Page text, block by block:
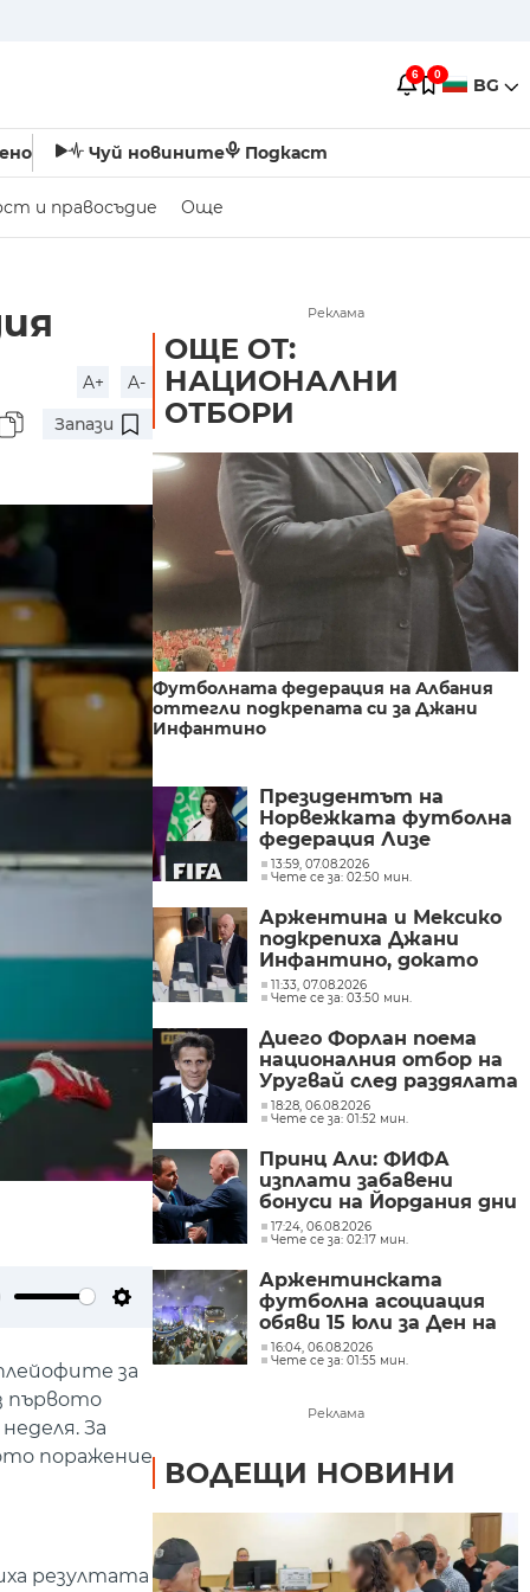
6 0 BG
Чуй новините Подкаст
и правосъдие Още
A+
A-
Запази
Settings
за
първото
За
поражение
резултата
Реклама
ОЩЕ ОТ:
НАЦИОНАЛНИ
ОТБОРИ
Футболната федерация на Албания
оттегли подкрепата си за Джани
Инфантино
Президентът на
Норвежката футболна
федерация Лизе
Клавенес поиска
оставката на Джани
13:59, 07.08.2026
Чете се за: 02:50 мин.
Аржентина и Мексико
подкрепиха Джани
Инфантино, докато
продължават борбите
и разногласията във
11:33, 07.08.2026
Чете се за: 03:50 мин.
Диего Форлан поема
националния отбор на
Уругвай след раздялата
с Марсело Биелса
18:28, 06.08.2026
Чете се за: 01:52 мин.
Принц Али: ФИФА
изплати забавени
бонуси на Йордания дни
след критиките към
Джани Инфантино
17:24, 06.08.2026
Чете се за: 02:17 мин.
Аржентинската
футболна асоциация
обяви 15 юли за Ден на
националните отбори
16:04, 06.08.2026
Чете се за: 01:55 мин.
Реклама
ВОДЕЩИ НОВИНИ